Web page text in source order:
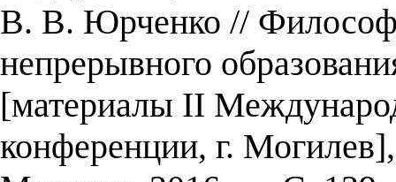
В. В. Юрченко //
непрерывного
[материалы II
конференции, г.